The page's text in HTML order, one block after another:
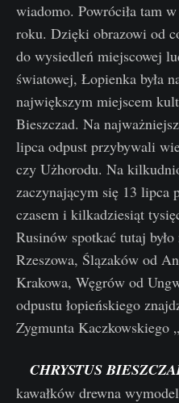
wiadomo. Powróciła tam
roku. Dzięki obrazowi od
do wysiedleń miejscowej
światowej, Łopienka była
największym miejscem
Bieszczad. Na
lipca odpust przybywali
czy Użhorodu. Na
zaczynającym się 13 lipca
czasem i kilkadziesiąt
Rusinów spotkać tutaj
Rzeszowa, Ślązaków od
Krakowa, Węgrów od
odpustu łopieńskiego
Zygmunta Kaczkowskiego
CHRYSTUS
kawałków drewna